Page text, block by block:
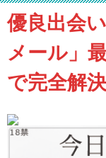
優良出会
メール」
で完全解決